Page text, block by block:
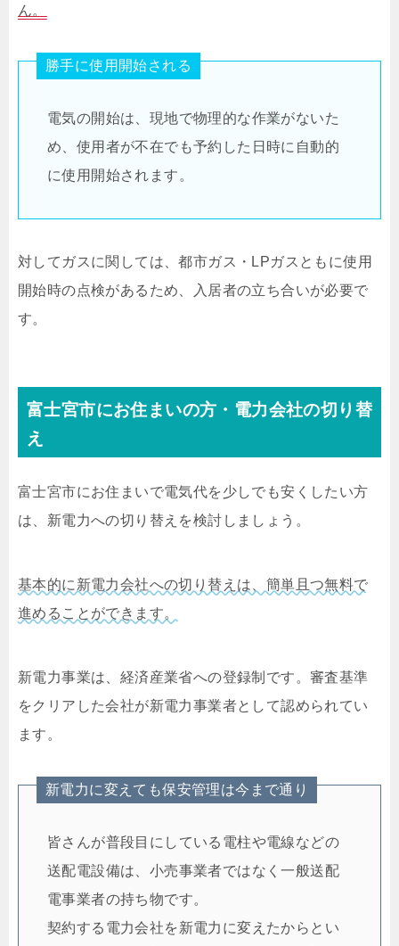
ん。
勝手に使用開始される
電気の開始は、現地で物理的な作業がないた
め、使用者が不在でも予約した日時に自動的
に使用開始されます。
対してガスに関しては、都市ガス・LPガスともに使用
開始時の点検があるため、入居者の立ち合いが必要で
す。
富士宮市にお住まいの方・電力会社の切り替
え
富士宮市にお住まいで電気代を少しでも安くしたい方
は、新電力への切り替えを検討しましょう。
基本的に新電力会社への切り替えは、簡単且つ無料で
進めることができます。
新電力事業は、経済産業省への登録制です。審査基準
をクリアした会社が新電力事業者として認められてい
ます。
新電力に変えても保安管理は今まで通り
皆さんが普段目にしている電柱や電線などの
送配電設備は、小売事業者ではなく一般送配
電事業者の持ち物です。
契約する電力会社を新電力に変えたからとい